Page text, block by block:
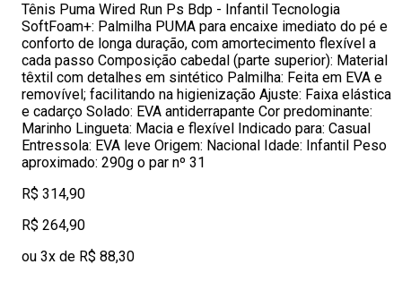
Tênis Puma Wired Run Ps Bdp - Infantil Tecnologia
SoftFoam+: Palmilha PUMA para encaixe imediato do pé e
conforto de longa duração, com amortecimento flexível a
cada passo Composição cabedal (parte superior): Material
têxtil com detalhes em sintético Palmilha: Feita em EVA e
removível; facilitando na higienização Ajuste: Faixa elástica
e cadarço Solado: EVA antiderrapante Cor predominante:
Marinho Lingueta: Macia e flexível Indicado para: Casual
Entressola: EVA leve Origem: Nacional Idade: Infantil Peso
aproximado: 290g o par nº 31
R$ 314,90
R$ 264,90
ou 3x de R$ 88,30